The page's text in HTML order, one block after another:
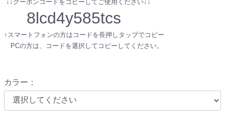
↓↓クーポンコードをコピーしてご使用ください↓↓
8lcd4y585tcs
↑スマートフォンの方はコードを長押しタップでコピー
PCの方は、コードを選択してコピーしてください。
カラー ：